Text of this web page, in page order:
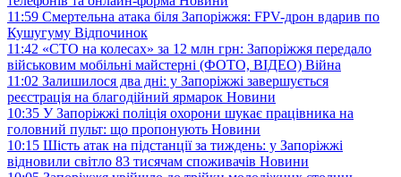
11:59 Смертельна атака біля Запоріжжя: FPV-дрон вдарив по
Кушугуму Відпочинок
11:42 «СТО на колесах» за 12 млн грн: Запоріжжя передало
військовим мобільні майстерні (ФОТО, ВІДЕО) Війна
11:02 Залишилося два дні: у Запоріжжі завершується
реєстрація на благодійний ярмарок Новини
10:35 У Запоріжжі поліція охорони шукає працівника на
головний пульт: що пропонують Новини
10:15 Шість атак на підстанції за тиждень: у Запоріжжі
відновили світло 83 тисячам споживачів Новини